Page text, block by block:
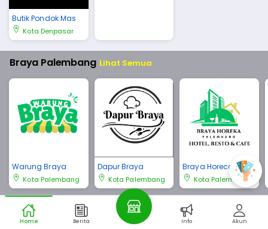
Butik Pondok Mas
Kota Denpasar
Braya Palembang Lihat Semua
Warung Braya
Kota Palembang
Dapur Braya
Kota Palembang
Braya Horeca Pale
mbang
Kota Palembang
Braya Bali Lihat Semua
Home Berita Info Akun